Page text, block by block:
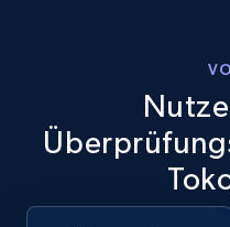
eBay - Collect
URL, Product id, Title,
Seller reviews,